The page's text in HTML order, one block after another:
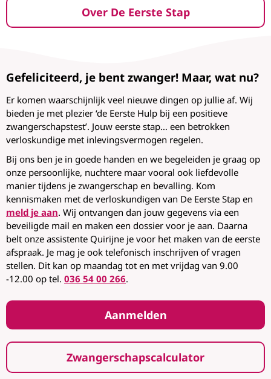
Over De Eerste Stap
Gefeliciteerd, je bent zwanger! Maar, wat nu?
Er komen waarschijnlijk veel nieuwe dingen op jullie af. Wij
bieden je met plezier ‘de Eerste Hulp bij een positieve
zwangerschapstest’. Jouw eerste stap… een betrokken
verloskundige met inlevingsvermogen regelen.
Bij ons ben je in goede handen en we begeleiden je graag op
onze persoonlijke, nuchtere maar vooral ook liefdevolle
manier tijdens je zwangerschap en bevalling. Kom
kennismaken met de verloskundigen van De Eerste Stap en
meld je aan. Wij ontvangen dan jouw gegevens via een
beveiligde mail en maken een dossier voor je aan. Daarna
belt onze assistente Quirijne je voor het maken van de eerste
afspraak. Je mag je ook telefonisch inschrijven of vragen
stellen. Dit kan op maandag tot en met vrijdag van 9.00
-12.00 op tel. 036 54 00 266.
Aanmelden
Zwangerschapscalculator